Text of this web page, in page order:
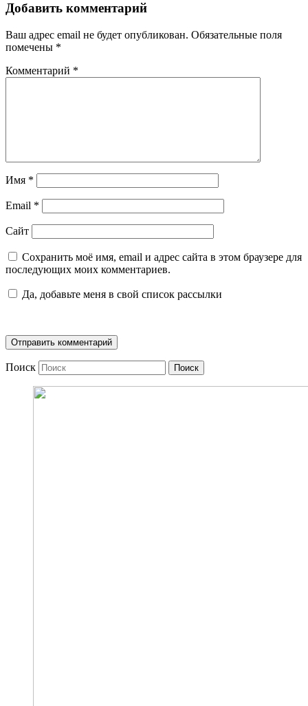
Добавить комментарий
Ваш адрес email не будет опубликован. Обязательные поля
помечены *
Комментарий *
Имя *
Email *
Сайт
Сохранить моё имя, email и адрес сайта в этом браузере для
последующих моих комментариев.
Да, добавьте меня в свой список рассылки
Поиск